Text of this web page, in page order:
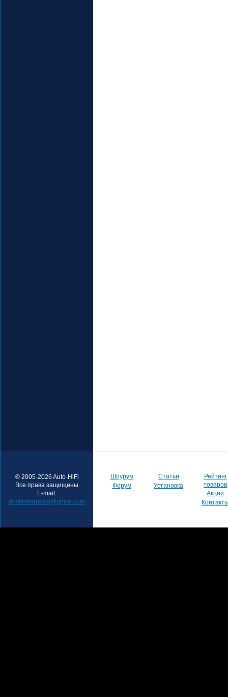
© 2005-2026 Auto-HiFi
Все права защищены
E-mail:
dostavkarussia@gmail.com
Шоурум
Форум
Статьи
Установка
Рейтинг
товаров
Акции